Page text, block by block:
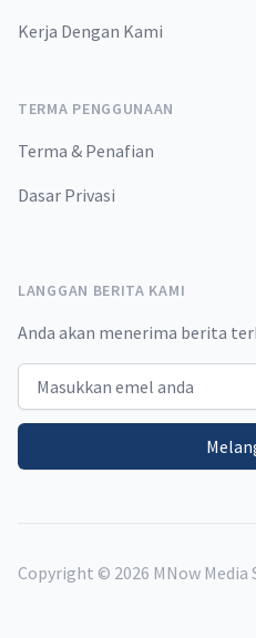
Kerja Dengan Kami
TERMA PENGGUNAAN
Terma & Penafian
Dasar Privasi
LANGGAN BERITA KAMI
Anda akan menerima berita
Email address
Copyright © 2026 MNow Media